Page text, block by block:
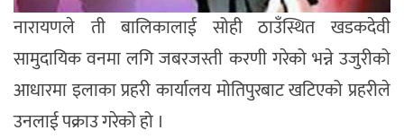
नारायणले ती बालिकालाई सोही ठाउँस्थित खडकदेवी
सामुदायिक वनमा लगि जबरजस्ती करणी गरेको भन्ने उजुरीको
आधारमा इलाका प्रहरी कार्यालय मोतिपुरबाट खटिएको प्रहरीले
उनलाई पक्राउ गरेको हो ।